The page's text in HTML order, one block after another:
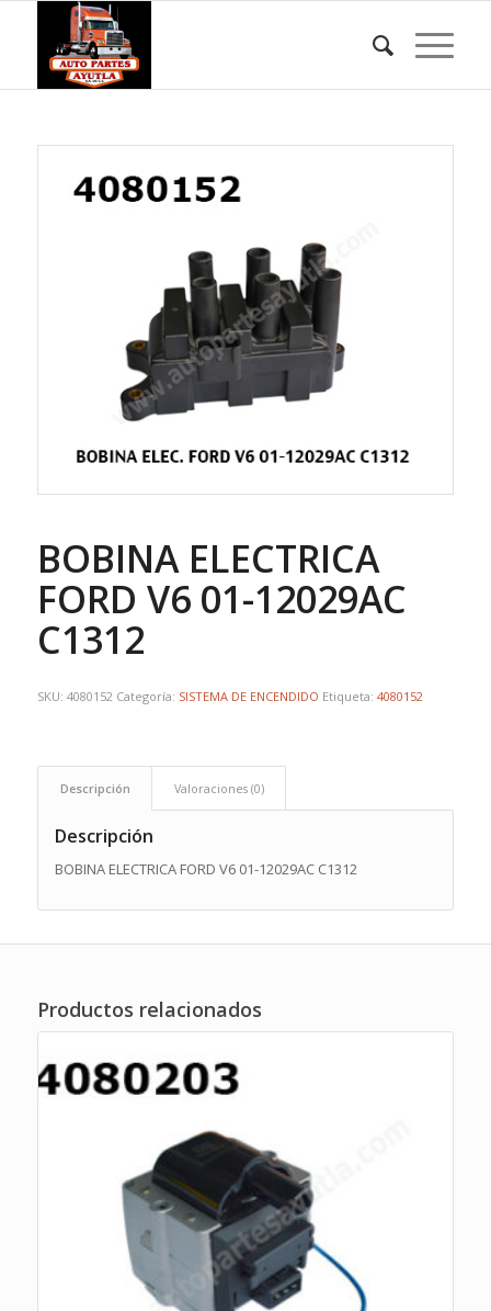
BOBINA ELECTRICA
FORD V6 01-12029AC
C1312
SKU: 4080152 Categoría: SISTEMA DE ENCENDIDO Etiqueta: 4080152
Descripción Valoraciones (0)
Descripción
BOBINA ELECTRICA FORD V6 01-12029AC C1312
Productos relacionados